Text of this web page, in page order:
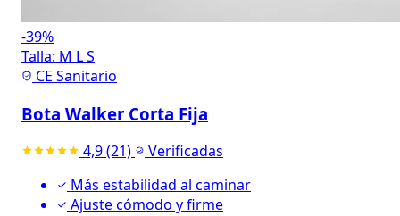
-39%
Talla: M LS
CE Sanitario
Bota Walker Corta Fija
4,9(21)
Verificadas
Más estabilidad al caminar
Ajuste cómodo y firme